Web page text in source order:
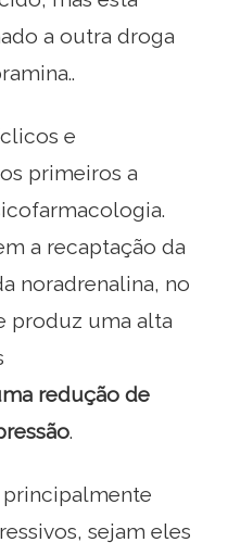
a outra droga
e
primeiros a
a recaptação da
noradrenalina, no
produz uma alta
redução de
.
principalmente
sejam eles